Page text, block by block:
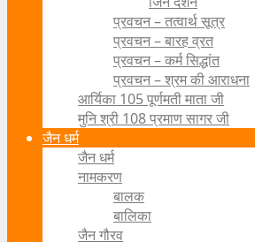
प्रवचन – तत्वार्थ सूत्र
प्रवचन – बारह व्रत
प्रवचन – कर्म सिद्धांत
प्रवचन – श्रम की आराधना
आर्यिका 105 पूर्णमती माता जी
मुनि श्री 108 प्रमाण सागर जी
जैन धर्म
जैन धर्म
नामकरण
बालक
बालिका
जैन गौरव